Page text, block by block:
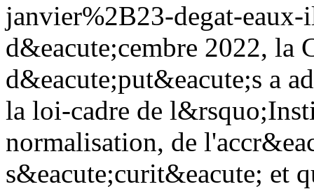
janvier%2B23-degat-eaux-
d&eacute;cembre 2022, la
d&eacute;put&eacute;s a
la loi-cadre de
normalisation, de
s&eacute;curit&eacute; et